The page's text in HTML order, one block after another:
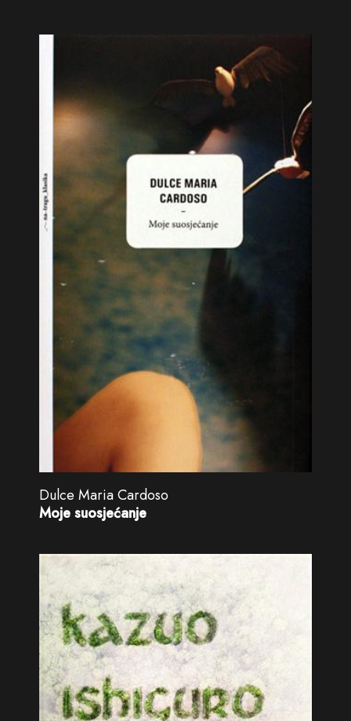
Dulce Maria Cardoso
Moje suosjećanje